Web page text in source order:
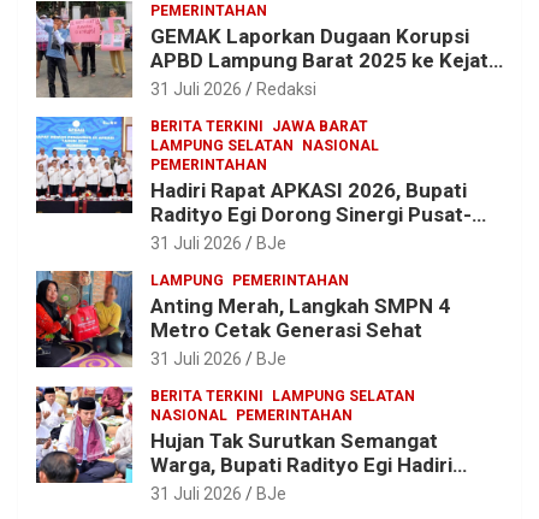
XXI/Radin Inten
PEMERINTAHAN
GEMAK Laporkan Dugaan Korupsi
APBD Lampung Barat 2025 ke Kejati
Lampung, Soroti Proyek Jalan
31 Juli 2026 Redaksi
BERITA TERKINI
JAWA BARAT
LAMPUNG SELATAN
NASIONAL
PEMERINTAHAN
Hadiri Rapat APKASI 2026, Bupati
Radityo Egi Dorong Sinergi Pusat-
Daerah untuk Percepat
31 Juli 2026 BJe
LAMPUNG PEMERINTAHAN
Anting Merah, Langkah SMPN 4
Metro Cetak Generasi Sehat
31 Juli 2026 BJe
BERITA TERKINI
LAMPUNG SELATAN
NASIONAL PEMERINTAHAN
Hujan Tak Surutkan Semangat
Warga, Bupati Radityo Egi Hadiri
Tradisi Sedekah Bumi 206 Tahun di
31 Juli 2026 BJe